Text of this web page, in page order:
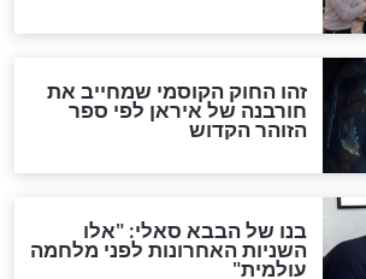
לאחר בוא המשיח יהיה
לחזור בתשובה?
המאמרים